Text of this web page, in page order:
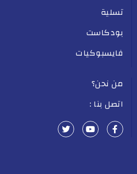
تسلية
بودكاست
فايسبوكيات
من نحن؟
اتصل بنا :